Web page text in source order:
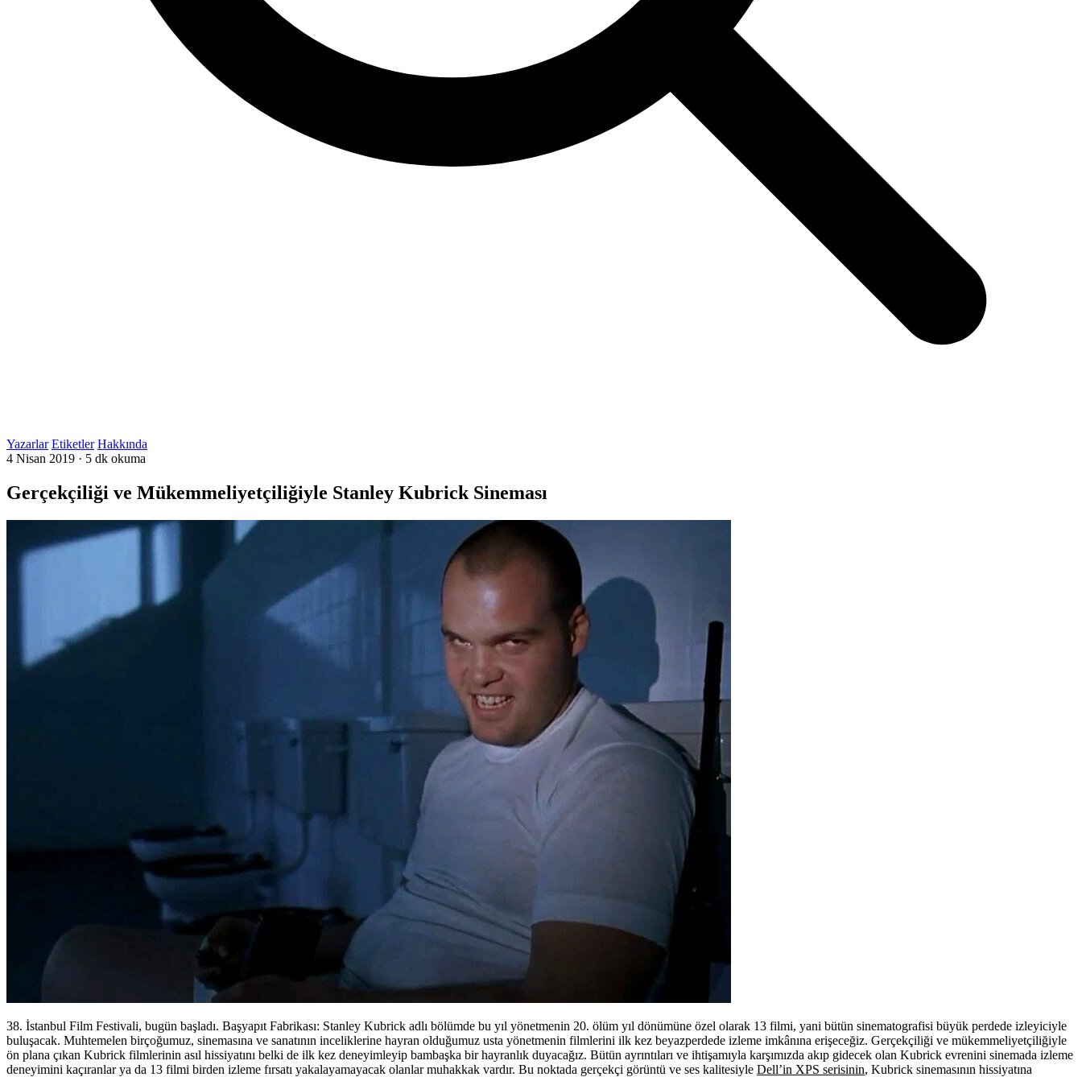
Yazarlar Etiketler Hakkında
4 Nisan 2019 · 5 dk okuma
Gerçekçiliği ve Mükemmeliyetçiliğiyle Stanley Kubrick Sineması
38. İstanbul Film Festivali, bugün başladı. Başyapıt Fabrikası: Stanley Kubrick adlı bölümde bu yıl yönetmenin 20. ölüm yıl dönümüne özel olarak 13 filmi, yani bütün sinematografisi büyük perdede izleyiciyle
buluşacak. Muhtemelen birçoğumuz, sinemasına ve sanatının inceliklerine hayran olduğumuz usta yönetmenin filmlerini ilk kez beyazperdede izleme imkânına erişeceğiz. Gerçekçiliği ve mükemmeliyetçiliğiyle
ön plana çıkan Kubrick filmlerinin asıl hissiyatını belki de ilk kez deneyimleyip bambaşka bir hayranlık duyacağız. Bütün ayrıntıları ve ihtişamıyla karşımızda akıp gidecek olan Kubrick evrenini sinemada izleme
deneyimini kaçıranlar ya da 13 filmi birden izleme fırsatı yakalayamayacak olanlar muhakkak vardır. Bu noktada gerçekçi görüntü ve ses kalitesiyle Dell’in XPS serisinin, Kubrick sinemasının hissiyatına